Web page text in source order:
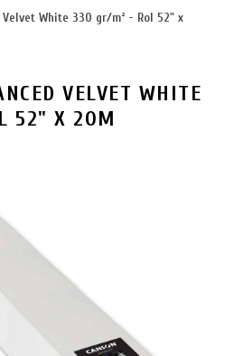
Velvet White 330 gr/m² - Rol 52" x
VELVET WHITE
52" X 20M